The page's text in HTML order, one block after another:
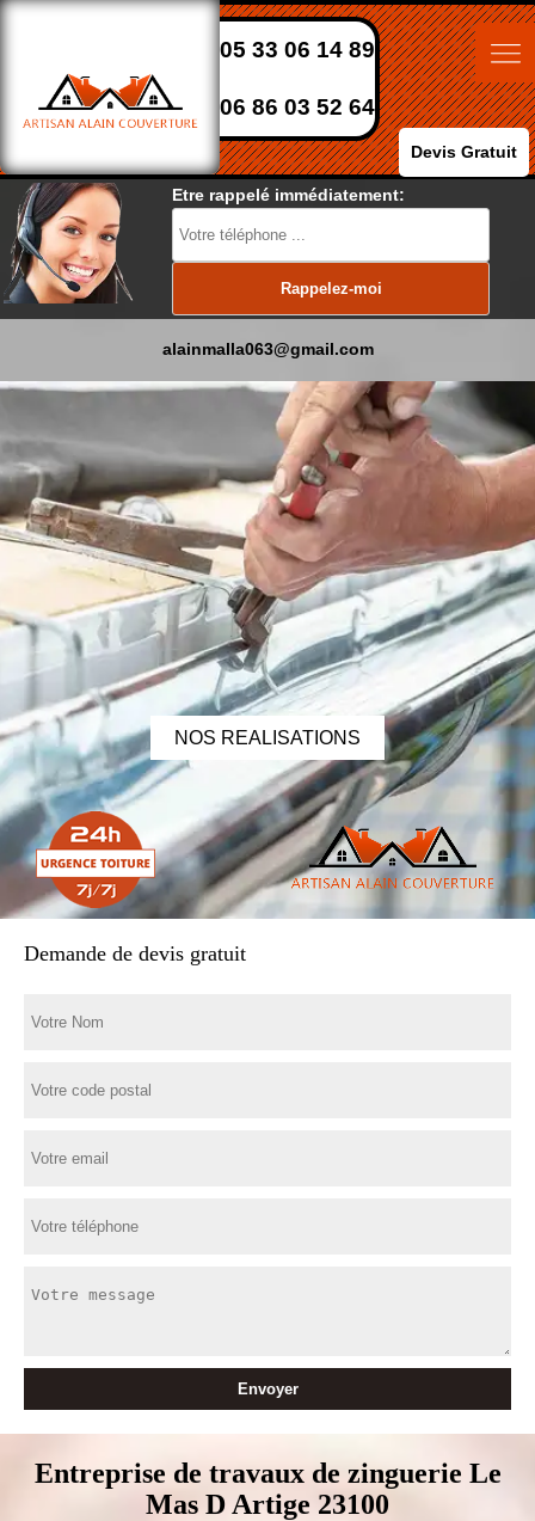
05 33 06 14 89
06 86 03 52 64
Devis Gratuit
Etre rappelé immédiatement:
alainmalla063@gmail.com
NOS REALISATIONS
Demande de devis gratuit
Entreprise de travaux de zinguerie Le
Mas D Artige 23100